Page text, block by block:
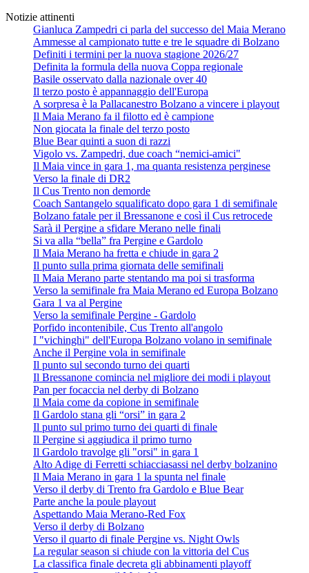
Notizie attinenti
Gianluca Zampedri ci parla del successo del Maia Merano
Ammesse al campionato tutte e tre le squadre di Bolzano
Definiti i termini per la nuova stagione 2026/27
Definita la formula della nuova Coppa regionale
Basile osservato dalla nazionale over 40
Il terzo posto è appannaggio dell'Europa
A sorpresa è la Pallacanestro Bolzano a vincere i playout
Il Maia Merano fa il filotto ed è campione
Non giocata la finale del terzo posto
Blue Bear quinti a suon di razzi
Vigolo vs. Zampedri, due coach “nemici-amici"
Il Maia vince in gara 1, ma quanta resistenza perginese
Verso la finale di DR2
Il Cus Trento non demorde
Coach Santangelo squalificato dopo gara 1 di semifinale
Bolzano fatale per il Bressanone e così il Cus retrocede
Sarà il Pergine a sfidare Merano nelle finali
Si va alla “bella” fra Pergine e Gardolo
Il Maia Merano ha fretta e chiude in gara 2
Il punto sulla prima giornata delle semifinali
Il Maia Merano parte stentando ma poi si trasforma
Verso la semifinale fra Maia Merano ed Europa Bolzano
Gara 1 va al Pergine
Verso la semifinale Pergine - Gardolo
Porfido incontenibile, Cus Trento all'angolo
I "vichinghi" dell'Europa Bolzano volano in semifinale
Anche il Pergine vola in semifinale
Il punto sul secondo turno dei quarti
Il Bressanone comincia nel migliore dei modi i playout
Pan per focaccia nel derby di Bolzano
Il Maia come da copione in semifinale
Il Gardolo stana gli “orsi” in gara 2
Il punto sul primo turno dei quarti di finale
Il Pergine si aggiudica il primo turno
Il Gardolo travolge gli "orsi" in gara 1
Alto Adige di Ferretti schiacciasassi nel derby bolzanino
Il Maia Merano in gara 1 la spunta nel finale
Verso il derby di Trento fra Gardolo e Blue Bear
Parte anche la poule playout
Aspettando Maia Merano-Red Fox
Verso il derby di Bolzano
Verso il quarto di finale Pergine vs. Night Owls
La regular season si chiude con la vittoria del Cus
La classifica finale decreta gli abbinamenti playoff